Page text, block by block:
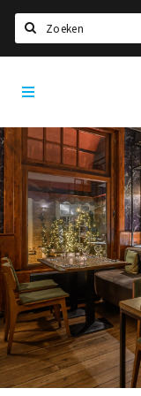
HOME
STUDEREN
Voel je thuis in
Welkom in Breda
Studentenraad
Studentenroutes
New in town?
WONEN